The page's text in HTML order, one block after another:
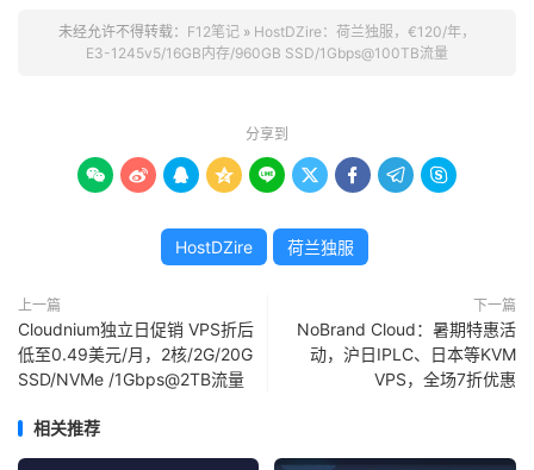
未经允许不得转载： F12笔记 » HostDZire：荷兰独服，€120/年，
E3-1245v5/16GB内存/960GB SSD/1Gbps@100TB流量
分享到
        
HostDZire 荷兰独服
上一篇
Cloudnium独立日促销 VPS折后
低至0.49美元/月，2核/2G/20G
SSD/NVMe /1Gbps@2TB流量
下一篇
NoBrand Cloud：暑期特惠活
动，沪日IPLC、日本等KVM
VPS，全场7折优惠
相关推荐